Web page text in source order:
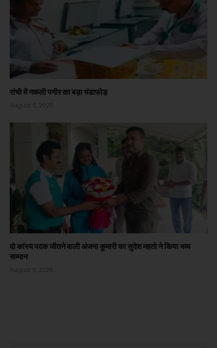
रांची में नकली पनीर का बड़ा भंडाफोड़
August 6, 2026
दो कांस्य पदक जीतने वाली अंजना कुमारी का सुदेश महतो ने किया भव्य
सम्मान
August 6, 2026